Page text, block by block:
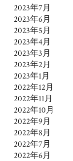
2023年7月
2023年6月
2023年5月
2023年4月
2023年3月
2023年2月
2023年1月
2022年12月
2022年11月
2022年10月
2022年9月
2022年8月
2022年7月
2022年6月